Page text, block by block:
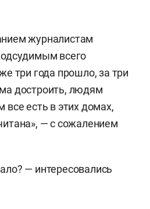
журналистам
всего
три года прошло, за три
достроить, людям
все есть в этих домах,
— с сожалением
— интересовались